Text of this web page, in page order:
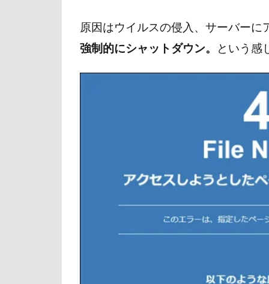
原因はウイルスの侵入、サーバー
強制的にシャットダウン。
という感